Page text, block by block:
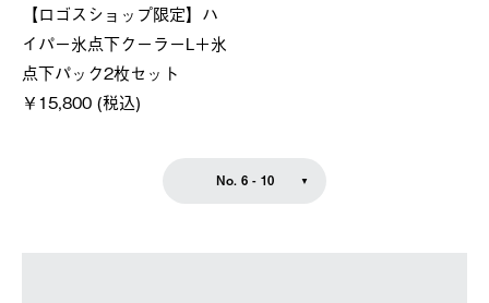
【ロゴスショップ限定】ハ
イパー氷点下クーラーL＋氷
点下パック2枚セット
￥15,800 (税込)
No. 6 - 10